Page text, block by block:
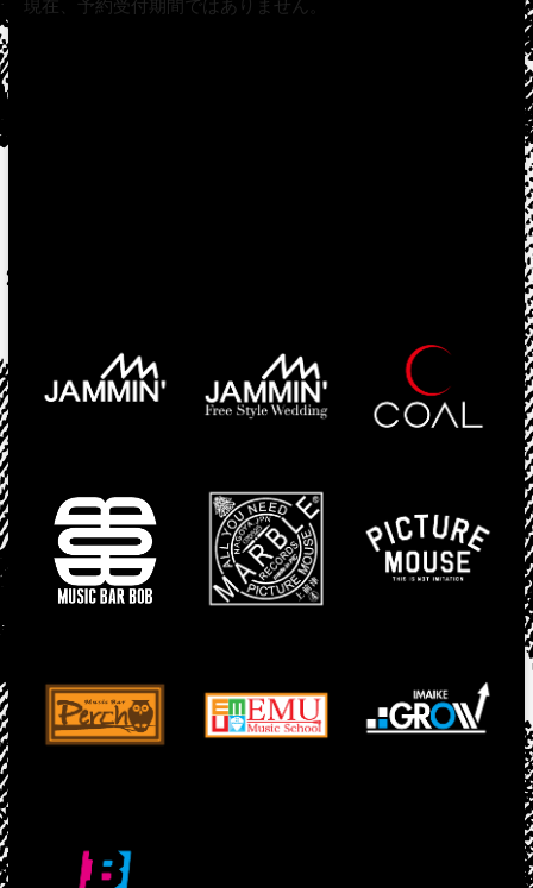
現在、予約受付期間ではありません。